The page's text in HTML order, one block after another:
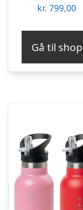
kr. 799,00
Gå til shop